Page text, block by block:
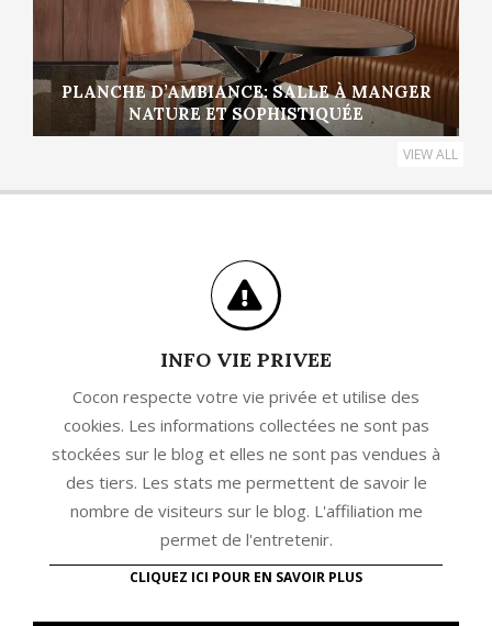
PLANCHE D’AMBIANCE: SALLE À MANGER
NATURE ET SOPHISTIQUÉE
VIEW ALL
INFO VIE PRIVEE
Cocon respecte votre vie privée et utilise des
cookies. Les informations collectées ne sont pas
stockées sur le blog et elles ne sont pas vendues à
des tiers. Les stats me permettent de savoir le
nombre de visiteurs sur le blog. L'affiliation me
permet de l'entretenir.
CLIQUEZ ICI POUR EN SAVOIR PLUS